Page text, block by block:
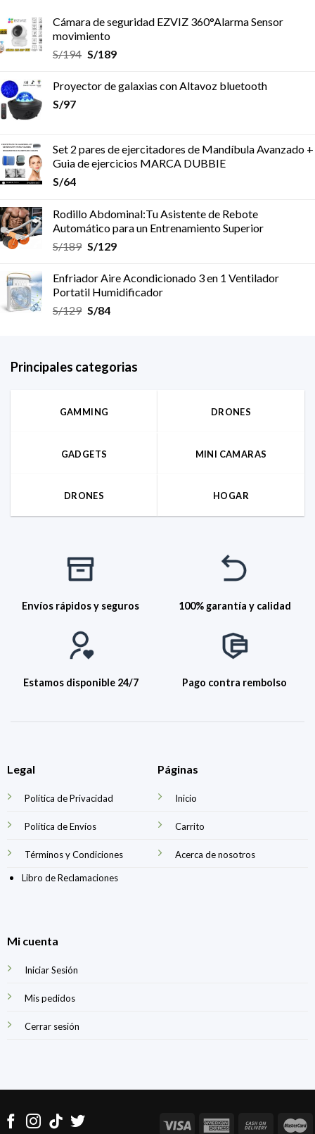
Cámara de seguridad EZVIZ 360°Alarma Sensor
movimiento
S/194 S/189
Proyector de galaxias con Altavoz bluetooth
S/97
Set 2 pares de ejercitadores de Mandíbula Avanzado +
Guia de ejercicios MARCA DUBBIE
S/64
Rodillo Abdominal:Tu Asistente de Rebote
Automático para un Entrenamiento Superior
S/189 S/129
Enfriador Aire Acondicionado 3 en 1 Ventilador
Portatil Humidificador
S/129 S/84
Principales categorias
GAMMING DRONES
GADGETS MINI CAMARAS
DRONES HOGAR
Envíos rápidos y seguros 100% garantía y calidad
Estamos disponible 24/7 Pago contra rembolso
Legal
Política de Privacidad
Política de Envíos
Términos y Condiciones
Libro de Reclamaciones
Páginas
Inicio
Carrito
Acerca de nosotros
Mi cuenta
Iniciar Sesión
Mis pedidos
Cerrar sesión